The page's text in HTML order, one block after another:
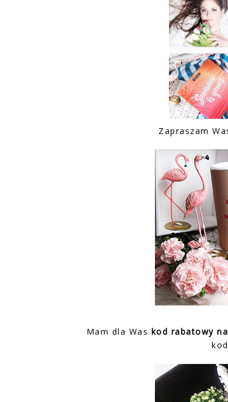
Zapraszam
Mam dla Was kod rabatowy